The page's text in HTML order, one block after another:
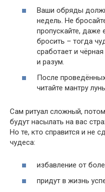
Ваши обряды
недель. Не
пропускайте, даже
бросить – тогда
сработает и
и разум.
После
читайте мантру
Сам ритуал сложный,
будут насылать на вас
Но те, кто справится и не
чудеса:
избавление от
придут в жизнь